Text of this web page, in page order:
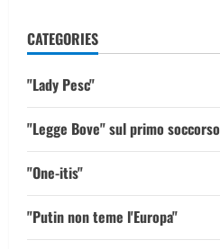
CATEGORIES
"Lady Pesc"
"Legge Bove" sul primo soccorso
"One-itis"
"Putin non teme l'Europa"